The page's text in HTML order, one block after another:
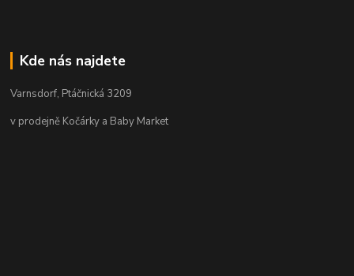
Kde nás najdete
Varnsdorf, Ptáčnická 3209
v prodejně Kočárky a Baby Market